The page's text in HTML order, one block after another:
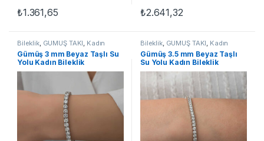
₺1.361,65 ₺2.641,32
Bileklik, GÜMÜŞ TAKI, Kadın
Bileklikleri Su Yolu Bileklikler
Gümüş 3 mm Beyaz Taşlı Su
Yolu Kadın Bileklik
Bileklik, GÜMÜŞ TAKI, Kadın
Bileklikleri ,Su Yolu Bileklikler
Gümüş 3.5 mm Beyaz Taşlı
Su Yolu Kadın Bileklik